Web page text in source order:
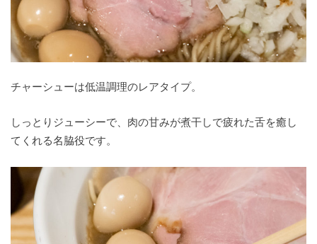
チャーシューは低温調理のレアタイプ。
しっとりジューシーで、肉の甘みが煮干しで疲れた舌を癒し
てくれる名脇役です。